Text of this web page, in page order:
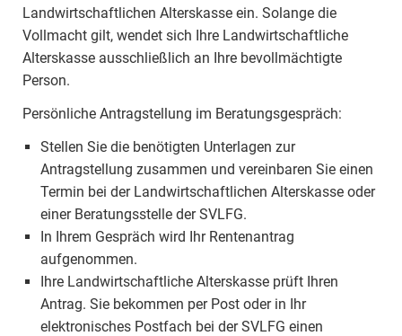
Landwirtschaftlichen Alterskasse ein. Solange die
Vollmacht gilt, wendet sich Ihre Landwirtschaftliche
Alterskasse ausschließlich an Ihre bevollmächtigte
Person.
Persönliche Antragstellung im Beratungsgespräch:
Stellen Sie die benötigten Unterlagen zur
Antragstellung zusammen und vereinbaren Sie einen
Termin bei der Landwirtschaftlichen Alterskasse oder
einer Beratungsstelle der SVLFG.
In Ihrem Gespräch wird Ihr Rentenantrag
aufgenommen.
Ihre Landwirtschaftliche Alterskasse prüft Ihren
Antrag. Sie bekommen per Post oder in Ihr
elektronisches Postfach bei der SVLFG einen